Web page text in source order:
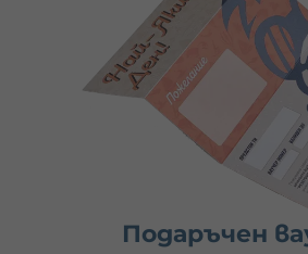
Подаръчен